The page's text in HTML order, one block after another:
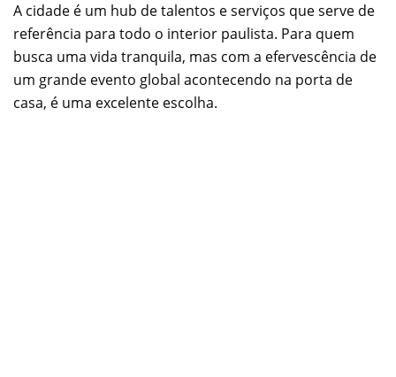
A cidade é um hub de talentos e serviços que serve de
referência para todo o interior paulista. Para quem
busca uma vida tranquila, mas com a efervescência de
um grande evento global acontecendo na porta de
casa, é uma excelente escolha.